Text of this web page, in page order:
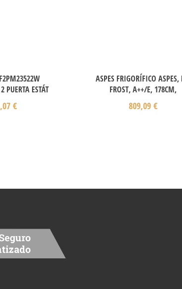
PUERTA ESTÁT
€
ASPES FRIGORÍFICO ASPES,
FROST, A++/E, 178CM,
809,09€